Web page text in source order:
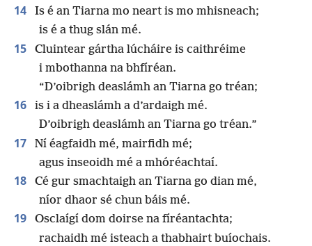
14
Is é an Tiarna mo neart is mo mhisneach;
is é a thug slán mé.
15
Cluintear gártha lúcháire is caithréime
i mbothanna na bhfíréan.
“D’oibrigh deaslámh an Tiarna go tréan;
16
is i a dheaslámh a d’ardaigh mé.
D’oibrigh deaslámh an Tiarna go tréan.”
17
Ní éagfaidh mé, mairfidh mé;
agus inseoidh mé a mhóréachtaí.
18
Cé gur smachtaigh an Tiarna go dian mé,
níor dhaor sé chun báis mé.
19
Osclaígí dom doirse na fíréantachta;
rachaidh mé isteach a thabhairt buíochais.